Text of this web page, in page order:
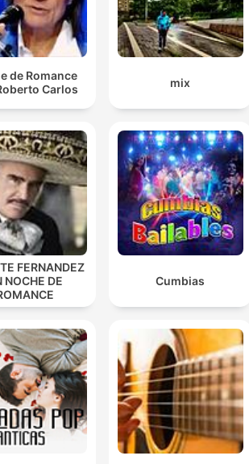
de Romance
Carlos
mix
FERNANDEZ
NOCHE DE
Cumbias